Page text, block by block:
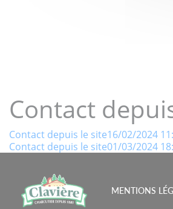
Contact
Navigation
l’article
Contact depuis le site16/02/2024
Contact depuis le site01/03/2024
MENTIONS